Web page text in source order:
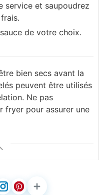
service et saupoudrez
de votre choix.
bien secs avant la
peuvent être utilisés
Ne pas
fryer pour assurer une